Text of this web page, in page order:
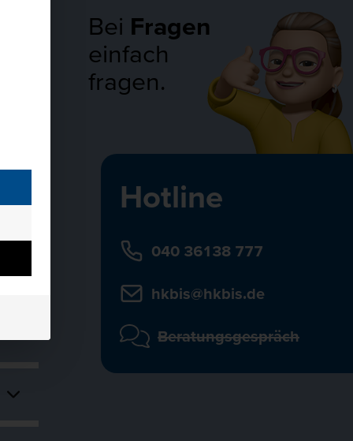
Bei Fragen
einfach
fragen.
Hotline
040 36138 777
hkbis@hkbis.de
Beratungsgespräch